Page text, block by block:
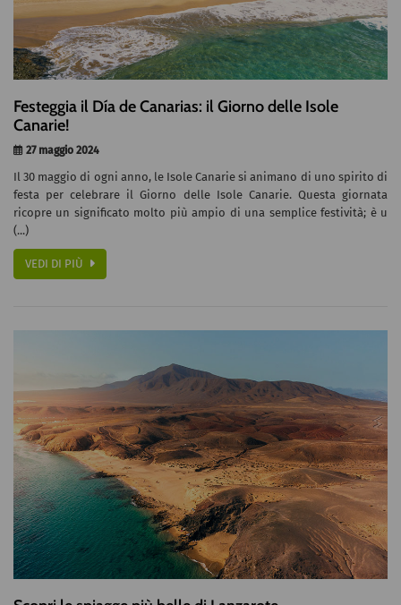
Festeggia il Día de Canarias: il Giorno delle Isole
Canarie!
27 maggio 2024
Il 30 maggio di ogni anno, le Isole Canarie si animano di uno spirito di
festa per celebrare il Giorno delle Isole Canarie. Questa giornata
ricopre un significato molto più ampio di una semplice festività; è u
(...)
VEDI DI PIÙ